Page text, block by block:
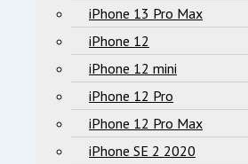
iPhone 13 Pro Max
iPhone 12
iPhone 12 mini
iPhone 12 Pro
iPhone 12 Pro Max
iPhone SE 2 2020